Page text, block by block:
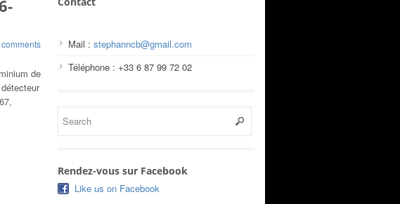
de
Mail : stephanncb@gmail.com
Téléphone : +33 6 87 99 72 02
Rendez-vous sur Facebook
Like us on Facebook